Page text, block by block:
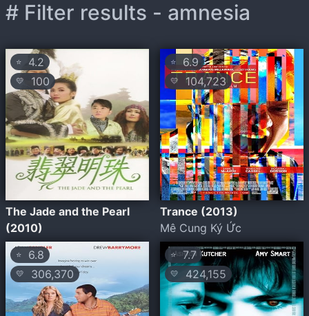
# Filter results - amnesia
⭐ 4.2
💛 100
The Jade and the Pearl
(2010)
⭐ 6.9
💛 104,723
Trance (2013)
Mê Cung Ký Ức
⭐ 6.8
💛 306,370
⭐7.7
💛 424,155